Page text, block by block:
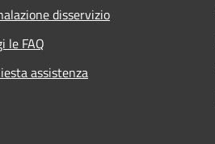
disservizio
le FAQ
assistenza